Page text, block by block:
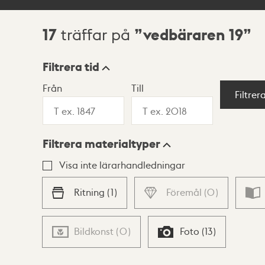
Sökresultat
17 träffar på vedbäraren 19
Visningsläge
Lista Karta
Filtrera tid
Från Till
Filtrera materialtyper
Visa inte lärarhandledningar
Ritning (1) Föremål (0)
Bildkonst (0) Foto (13)